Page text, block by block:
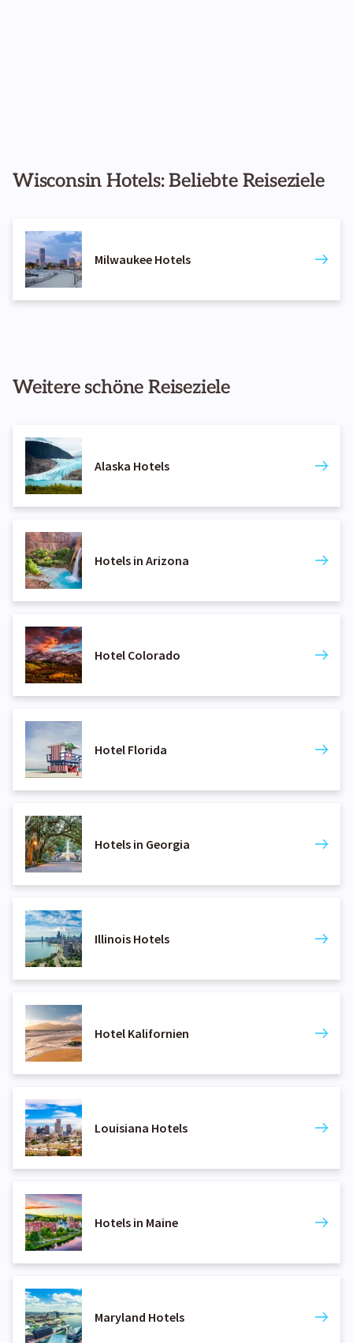
Wisconsin Hotels: Beliebte Reiseziele
Milwaukee Hotels
Weitere schöne Reiseziele
Alaska Hotels
Hotels in Arizona
Hotel Colorado
Hotel Florida
Hotels in Georgia
Illinois Hotels
Hotel Kalifornien
Louisiana Hotels
Hotels in Maine
Maryland Hotels